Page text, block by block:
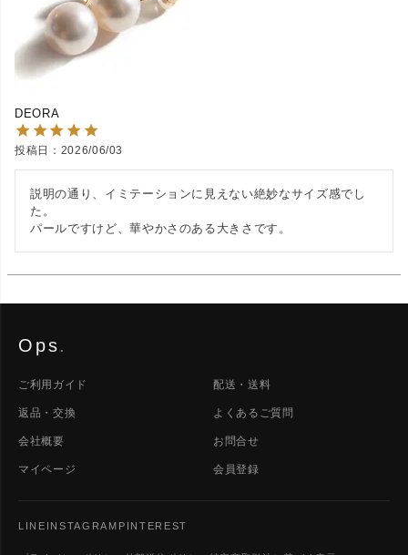
DEORA
投稿日 2026/06/03
説明の通り、イミテーションに見えない絶妙なサイズ感でし
た。
パールですけど、華やかさのある大きさです。
Ops.
ご利用ガイド 配送・送料
返品・交換 よくあるご質問
会社概要 お問合せ
マイページ 会員登録
LINE INSTAGRAM PINTEREST